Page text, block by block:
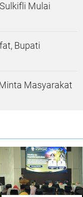
Mulai
Bupati
Masyarakat